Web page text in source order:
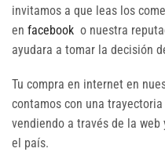
invitamos a que leas los
en facebook o nuestra
ayudara a tomar la decisión
Tu compra en internet en
contamos con una
vendiendo a través de la
el país.